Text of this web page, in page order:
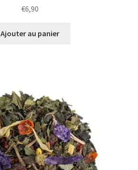
€6,90
Ajouter au panier